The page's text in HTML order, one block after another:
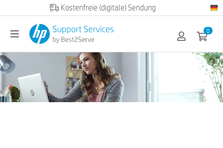
Official HP partner
0